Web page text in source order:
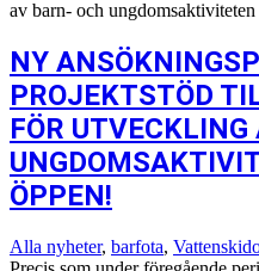
NY
PROJEKTSTÖD
FÖR
ÖPPEN!
Alla nyheter, barfota,